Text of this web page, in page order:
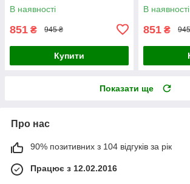
В наявності
851 ₴ 945 ₴
Купити
В наявності
851 ₴
Показати ще
Про нас
90% позитивних з 104 відгуків за рік
Працює з 12.02.2016